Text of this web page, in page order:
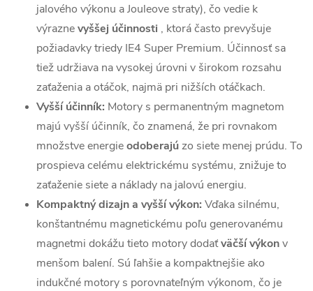
jalového výkonu a Jouleove straty), čo vedie k
výraznevyššej účinnosti , ktorá často prevyšuje
požiadavky triedy IE4 Super Premium. Účinnosť sa
tiež udržiava na vysokej úrovni v širokom rozsahu
zaťaženia a otáčok, najmä pri nižších otáčkach.
Vyšší účinník: Motory s permanentným magnetom
majú vyšší účinník, čo znamená, že pri rovnakom
množstve energieodoberajúzo siete menej prúdu. To
prospieva celému elektrickému systému, znižuje to
zaťaženie siete a náklady na jalovú energiu.
Kompaktný dizajn a vyšší výkon: Vďaka silnému,
konštantnému magnetickému poľu generovanému
magnetmi dokážu tieto motory dodaťväčší výkonv
menšom balení. Sú ľahšie a kompaktnejšie ako
indukčné motory s porovnateľným výkonom, čo je